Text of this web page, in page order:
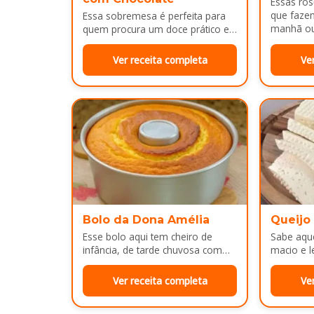
Essa sobremesa é perfeita para
quem procura um doce prático e
bonito para servir em almoços de
família, aniversários ou…
Ver receita completa
que
manhã
bem
Bolo da Dona Amélia
Esse bolo aqui tem cheiro de
infância, de tarde chuvosa com
café passado na hora e risada
solta na cozinha!…
Ver receita completa
Queijo
Sabe
macio e
e cara